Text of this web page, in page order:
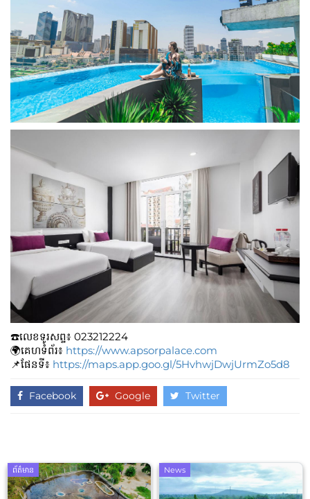
☎️លេខទូរសព្ទ៖​​ 023212224
🌍គេហទំព័រ៖ https://www.apsorpalace.com
📌ផែនទី៖ https://maps.app.goo.gl/5HvhwjDwjUrmZo5d8
Facebook Google Twitter
ព័ត៌មាន News